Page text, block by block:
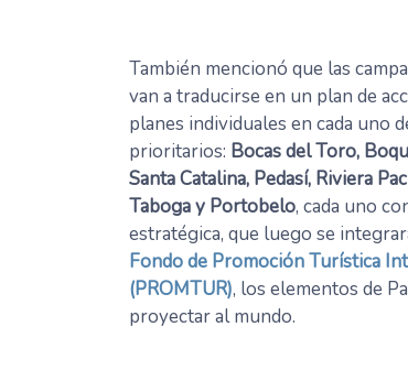
También mencionó que las
van a traducirse en un plan de
planes individuales en cada uno
prioritarios: Bocas del Toro,
Santa Catalina, Pedasí, Riviera
Taboga y Portobelo, cada uno
estratégica, que luego se
Fondo de Promoción Turística
(PROMTUR), los elementos de
proyectar al mundo.